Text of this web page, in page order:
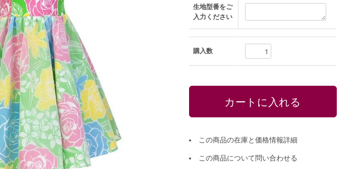
生地型番をご
入力ください
購入数
この商品の在庫と価格情報詳細
この商品について問い合わせる